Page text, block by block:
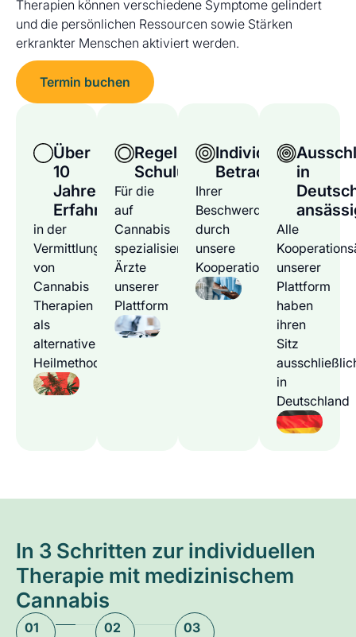
Therapien können verschiedene Symptome gelindert
und die persönlichen Ressourcen sowie Stärken
erkrankter Menschen aktiviert werden.
Termin buchen
Über
10
Jahre
Erfahrung
in der
Vermittlung
von
Cannabis
Therapien
als
alternative
Heilmethode
Regelmäßige
Schulungen
Für die
auf
Cannabis
spezialisierten
Ärzte
unserer
Plattform
Individuelle
Betrachtung
Ihrer
Beschwerden
durch
unsere
Kooperationsärzte
in
Alle
unserer
Plattform
haben
ihren
Sitz
in
Deutschland
In 3 Schritten zur individuellen
Therapie mit medizinischem
Cannabis
01 02 03